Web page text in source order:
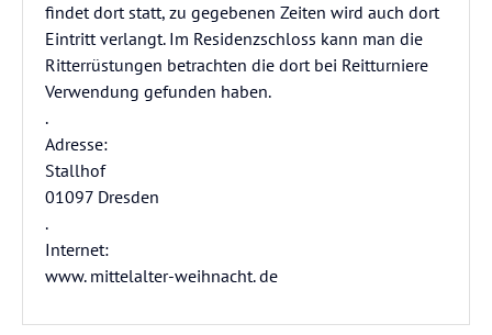
findet dort statt, zu gegebenen Zeiten wird auch dort
Eintritt verlangt. Im Residenzschloss kann man die
Ritterrüstungen betrachten die dort bei Reitturniere
Verwendung gefunden haben.
.
Adresse:
Stallhof
01097 Dresden
.
Internet:
www. mittelalter-weihnacht. de